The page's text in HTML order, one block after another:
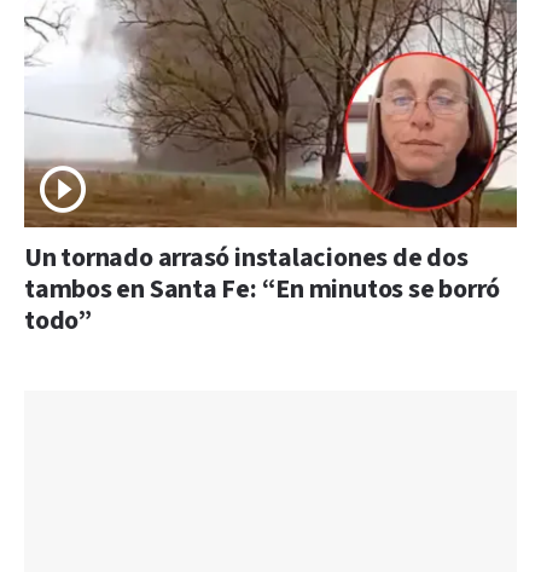
Un tornado arrasó instalaciones de dos
tambos en Santa Fe: “En minutos se borró
todo”